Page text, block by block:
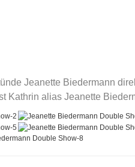
Jeanette Biedermann
Kathrin alias Jeanette